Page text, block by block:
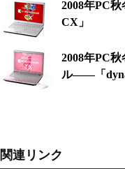
2008年PC
CX」
2008年PC
ル――「
関連リンク